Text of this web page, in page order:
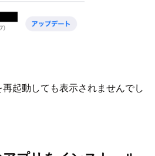
起動しても表示されませんでし